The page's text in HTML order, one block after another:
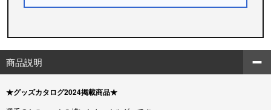
商品説明
★グッズカタログ2024掲載商品★